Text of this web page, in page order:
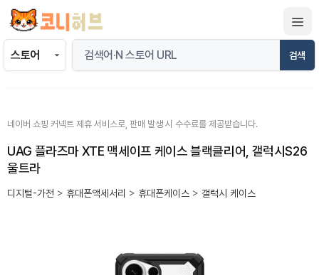
츠
검색
네이버 쇼핑 커넥트 제휴 서비스로, 판매 발생 시 수수료를 제공받습니다.
UAG 플라즈마 XTE 맥세이프 케이스 블랙클리어, 갤럭시S26
울트라
디지털-가전 > 휴대폰액세서리 > 휴대폰케이스 > 갤럭시 케이스